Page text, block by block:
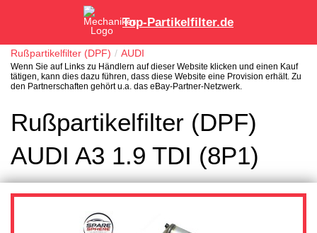
Top-Partikelfilter.de
Rußpartikelfilter (DPF) AUDI
Wenn Sie auf Links zu Händlern auf dieser Website klicken und einen Kauf
tätigen, kann dies dazu führen, dass diese Website eine Provision erhält. Zu
den Partnerschaften gehört u.a. das eBay-Partner-Netzwerk.
Rußpartikelfilter (DPF)
AUDI A3 1.9 TDI (8P1)